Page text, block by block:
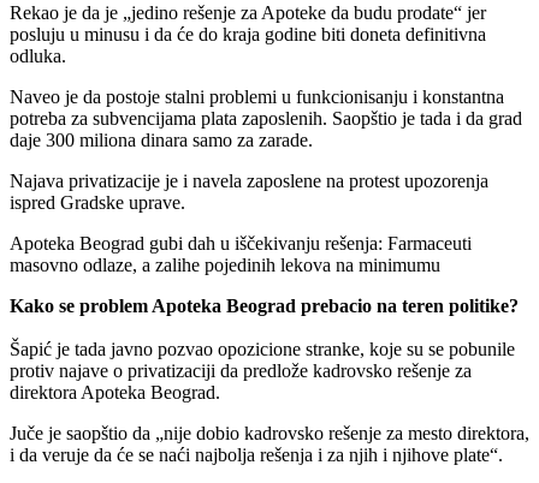
Rekao je da je „jedino rešenje za Apoteke da budu prodate“ jer
posluju u minusu i da će do kraja godine biti doneta definitivna
odluka.
Naveo je da postoje stalni problemi u funkcionisanju i konstantna
potreba za subvencijama plata zaposlenih. Saopštio je tada i da grad
daje 300 miliona dinara samo za zarade.
Najava privatizacije je i navela zaposlene na protest upozorenja
ispred Gradske uprave.
Apoteka Beograd gubi dah u iščekivanju rešenja: Farmaceuti
masovno odlaze, a zalihe pojedinih lekova na minimumu
Kako se problem Apoteka Beograd prebacio na teren politike?
Šapić je tada javno pozvao opozicione stranke, koje su se pobunile
protiv najave o privatizaciji da predlože kadrovsko rešenje za
direktora Apoteka Beograd.
Juče je saopštio da „nije dobio kadrovsko rešenje za mesto direktora,
i da veruje da će se naći najbolja rešenja i za njih i njihove plate“.